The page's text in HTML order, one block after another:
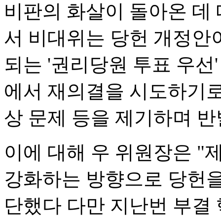
비판의 화살이 돌아온 데
서 비대위는 당헌 개정안
되는 '권리당원 투표 우
에서 재의결을 시도하기
상 문제 등을 제기하며
이에 대해 우 위원장은 "
강화하는 방향으로 당헌
단했다 다만 지난번 부